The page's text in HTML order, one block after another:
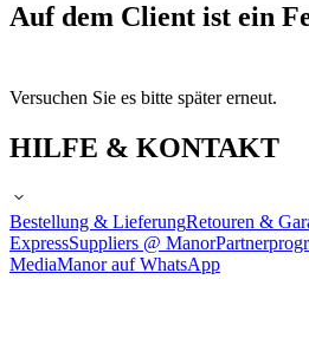
Auf dem Client ist ein
Versuchen Sie es bitte später erneut.
HILFE & KONTAKT
Bestellung & LieferungRetouren &
ExpressSuppliers @ Manor
MediaManor auf WhatsApp